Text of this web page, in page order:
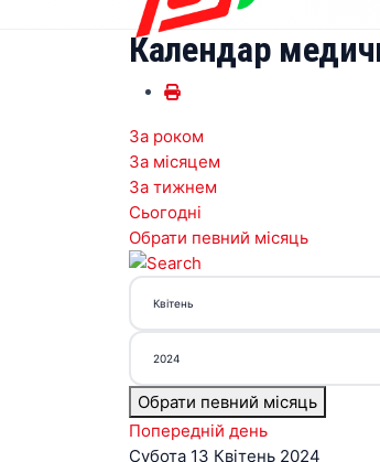
Календар
За роком
За місяцем
За тижнем
Сьогодні
Обрати певний місяць
Обрати певний місяць
Попередній день
Субота 13 Квітень 2024